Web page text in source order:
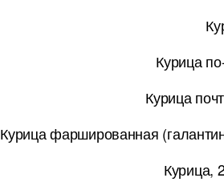
Курица
Курица
Курица фаршированная
Курица,